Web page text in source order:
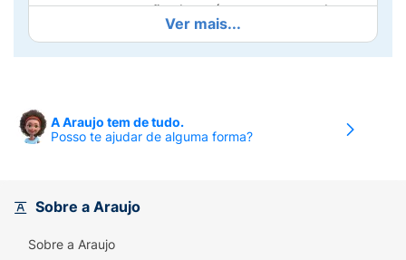
mesma proporção do açúcar, com metade
dióxido de silício.
PODE CONTER DERIVADOS DE LEITE*.
*PODE APRESENTAR TRAÇOS COMO
CONSEQUÊNCIA DA PRESENÇA NÃO
Ver mais...
A Araujo tem de tudo.
Posso te ajudar de alguma forma?
Sobre a Araujo
Sobre a Araujo